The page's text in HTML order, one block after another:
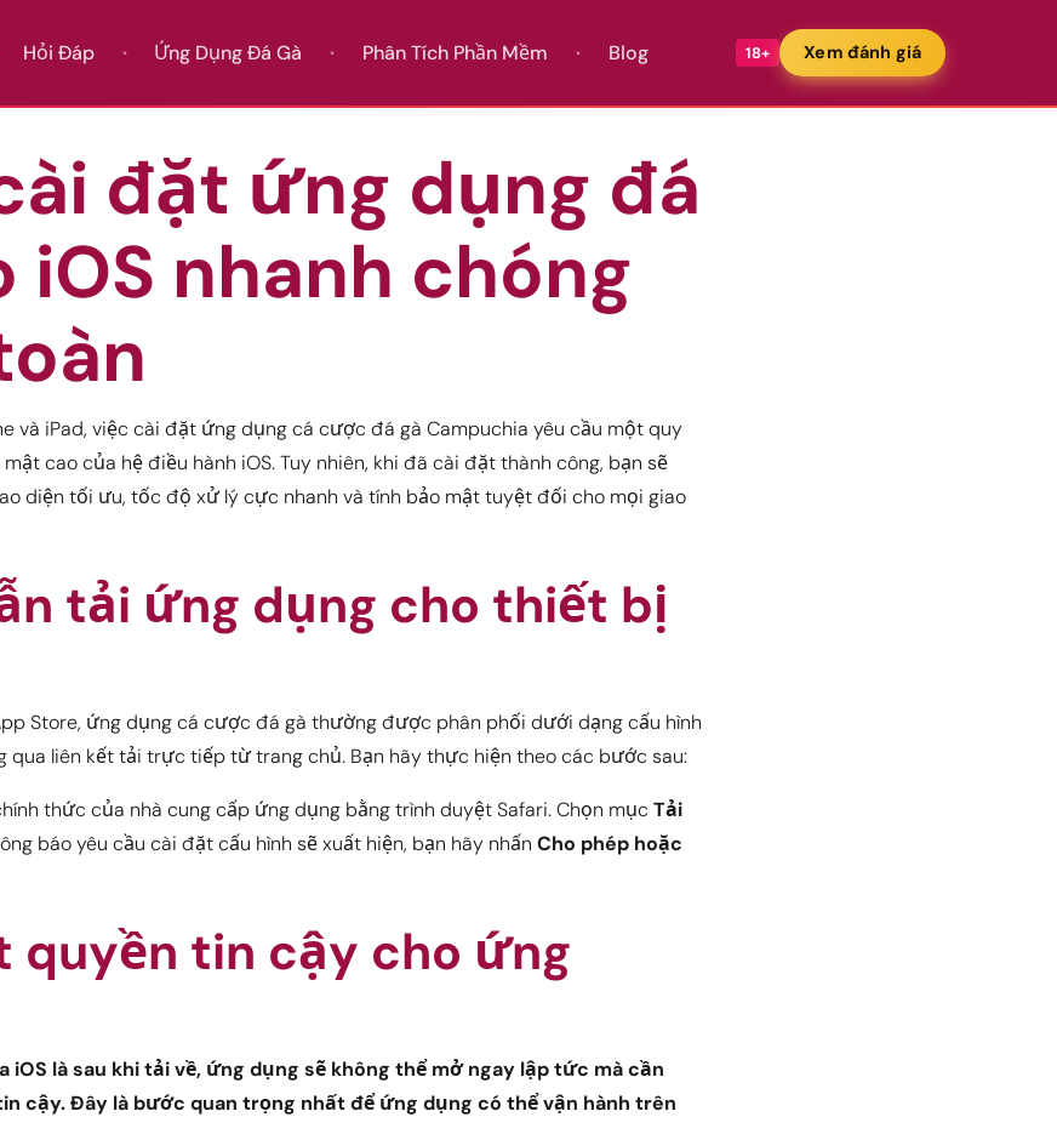
Hỏi Đáp Ứng Dụng Đá Gà Phân Tích Phần Mềm Blog 18+ Xem đánh giá
đặt ứng dụng đá
iOS nhanh chóng
và iPad, việc cài đặt ứng dụng cá cược đá gà Campuchia yêu cầu một quy
cao của hệ điều hành iOS. Tuy nhiên, khi đã cài đặt thành công, bạn sẽ
diện tối ưu, tốc độ xử lý cực nhanh và tính bảo mật tuyệt đối cho mọi giao
tải ứng dụng cho thiết bị
Store, ứng dụng cá cược đá gà thường được phân phối dưới dạng cấu hình
qua liên kết tải trực tiếp từ trang chủ. Bạn hãy thực hiện theo các bước sau:
thức của nhà cung cấp ứng dụng bằng trình duyệt Safari. Chọn mục Tải
báo yêu cầu cài đặt cấu hình sẽ xuất hiện, bạn hãy nhấn Cho phép hoặc
quyền tin cậy cho ứng
iOS là sau khi tải về, ứng dụng sẽ không thể mở ngay lập tức mà cần
cậy. Đây là bước quan trọng nhất để ứng dụng có thể vận hành trên